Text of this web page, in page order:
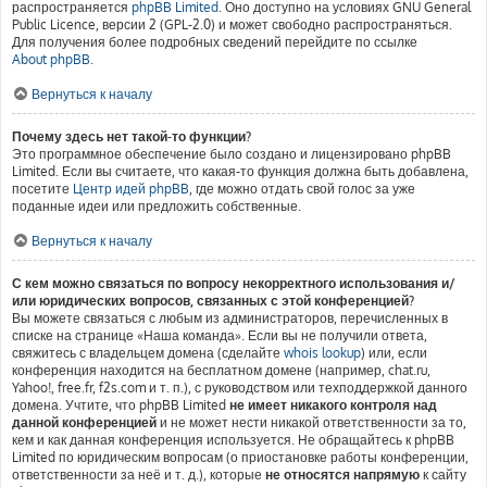
распространяется phpBB Limited. Оно доступно на условиях GNU General
Public Licence, версии 2 (GPL-2.0) и может свободно распространяться.
Для получения более подробных сведений перейдите по ссылке
About phpBB.
Вернуться к началу
Почему здесь нет такой-то функции?
Это программное обеспечение было создано и лицензировано phpBB
Limited. Если вы считаете, что какая-то функция должна быть добавлена,
посетите Центр идей phpBB, где можно отдать свой голос за уже
поданные идеи или предложить собственные.
Вернуться к началу
С кем можно связаться по вопросу некорректного использования и/
или юридических вопросов, связанных с этой конференцией?
Вы можете связаться с любым из администраторов, перечисленных в
списке на странице «Наша команда». Если вы не получили ответа,
свяжитесь с владельцем домена (сделайте whois lookup) или, если
конференция находится на бесплатном домене (например, chat.ru,
Yahoo!, free.fr, f2s.com и т. п.), с руководством или техподдержкой данного
домена. Учтите, что phpBB Limited не имеет никакого контроля над
данной конференцией и не может нести никакой ответственности за то,
кем и как данная конференция используется. Не обращайтесь к phpBB
Limited по юридическим вопросам (о приостановке работы конференции,
ответственности за неё и т. д.), которые не относятся напрямую к сайту